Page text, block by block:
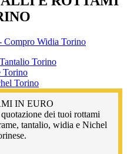
IN EURO
dei tuoi rottami
tantalio, widia e Nichel